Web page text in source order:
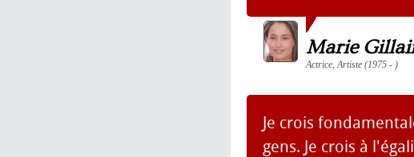
Marie
Actrice, Artiste (1975 - )
Je crois
gens. Je crois à